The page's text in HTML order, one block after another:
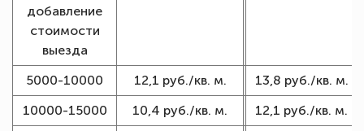
добавление
стоимости
выезда
5000-10000 12,1 руб./кв. м.
13,8 руб./кв. м.
10000-15000
10,4 руб./кв. м.
12,1 руб./кв. м.